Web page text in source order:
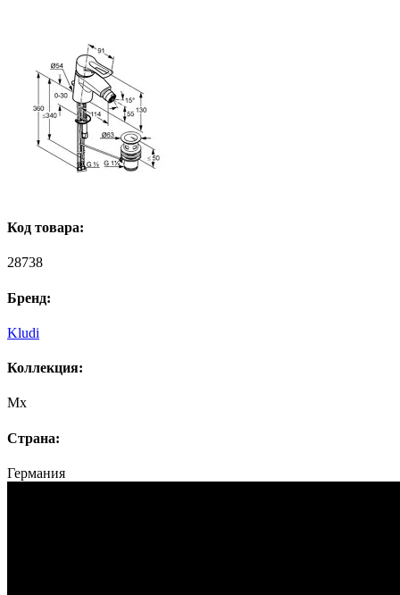
Код товара:
28738
Бренд:
Kludi
Коллекция:
Mx
Страна:
Германия